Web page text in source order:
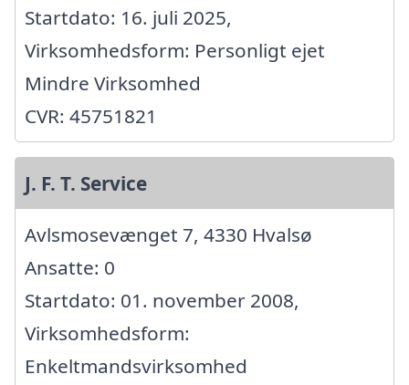
Startdato: 16. juli 2025,
Virksomhedsform: Personligt ejet
Mindre Virksomhed
CVR: 45751821
J. F. T. Service
Avlsmosevænget 7, 4330 Hvalsø
Ansatte: 0
Startdato: 01. november 2008,
Virksomhedsform:
Enkeltmandsvirksomhed